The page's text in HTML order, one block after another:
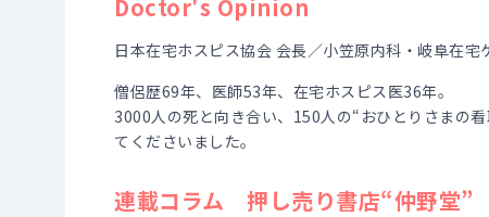
Doctor's Opinion
日本在宅ホスピス協会 会長／小笠原内科・岐阜在
僧侶歴69年、医師53年、在宅ホスピス医36年。
3000人の死と向き合い、150人の“おひとりさまの
てくださいました。
連載コラム 押し売り書店“仲野堂”